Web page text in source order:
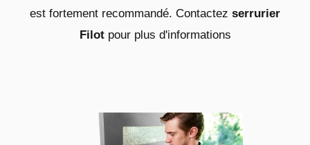
est fortement recommandé. Contactez serrurier
Filotpour plus d'informations